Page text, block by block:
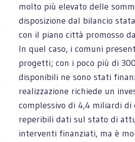
molto più elevato delle
disposizione dal bilancio
con il piano città promosso
In quel caso, i comuni
progetti; con i poco più di
disponibili ne sono stati
realizzazione richiede un
complessivo di 4,4 miliardi di
reperibili dati sul stato di
interventi finanziati, ma è